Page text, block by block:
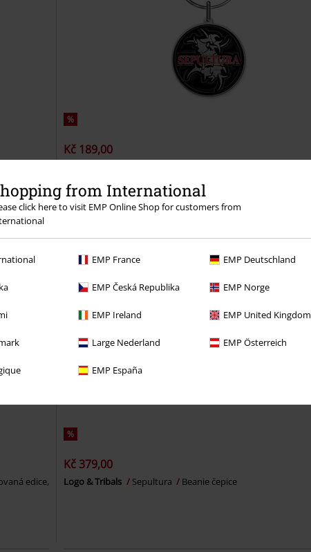
from International
click here to visit EMP Online Shop for customers from
EMP France EMP Deutschland
EMP Česká Republika EMP Norge
EMP Ireland EMP United Kingdom
Large Nederland EMP Österreich
EMP España
%
Kč 189,00
edice,
%
Kč 379,00
Logo & Tribals Sepultura Beanie čepice